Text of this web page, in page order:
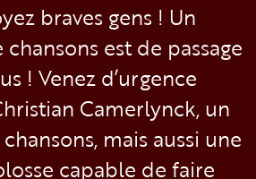
braves gens ! Un
est de passage
! Venez d’urgence
Camerlynck, un
mais aussi une
capable de faire